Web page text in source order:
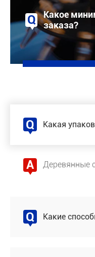
Q
Какое
заказа?
A Один
Q Какая
A Деревянные
Q Какие